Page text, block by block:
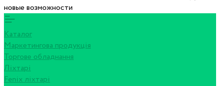
новые возможности
Каталог
Маркетингова продукція
Торгове обладнання
Ліхтарі
Fenix ліхтарі